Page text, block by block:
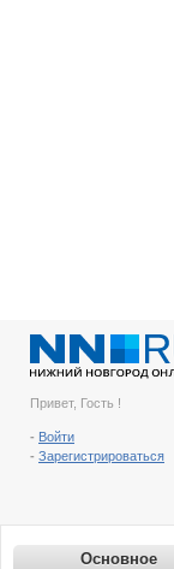
Привет, Гость !
- Войти
- Зарегистрироваться
Основное